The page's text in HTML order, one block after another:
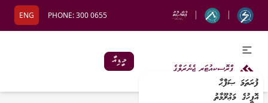
|
|
ENG PHONE:300 0655
ފުރަތަމަ ޞަފްޙާ
އޮފީހުގެ މަޢުލޫމާތު
މީޑިއާ